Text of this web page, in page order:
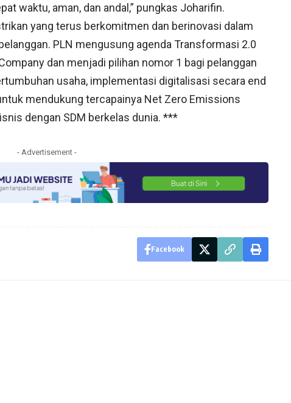
waktu, aman, dan andal,” pungkas Joharifin.
yang terus berkomitmen dan berinovasi dalam
PLN mengusung agenda Transformasi 2.0
dan menjadi pilihan nomor 1 bagi pelanggan
usaha, implementasi digitalisasi secara end
mendukung tercapainya Net Zero Emissions
dengan SDM berkelas dunia. ***
- Advertisement -
Facebook